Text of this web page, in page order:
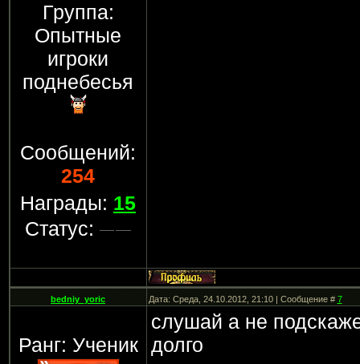
Группа:
Опытные
игроки
поднебесья
Сообщений:
254
Награды: 15
Статус:
bedniy_yoric Дата: Среда, 24.10.2012, 21:10 | Сообщение #7
Ранг: Ученик
слушай а не
долго